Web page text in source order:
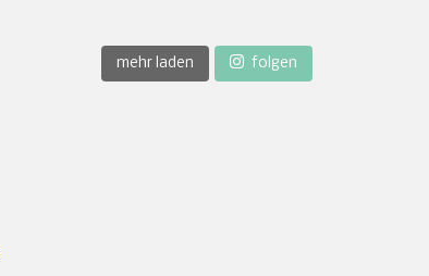
mehr laden folgen